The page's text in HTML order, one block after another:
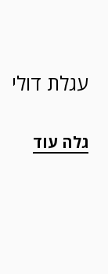
עגלת דולי
גלה עוד